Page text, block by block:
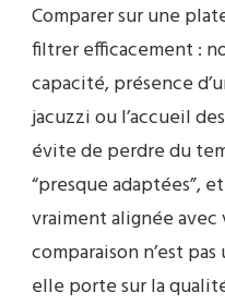
Comparer sur une
filtrer efficacement :
capacité, présence
jacuzzi ou l’accueil
évite de perdre du
“presque adaptées”,
vraiment alignée avec
comparaison n’est
elle porte sur la